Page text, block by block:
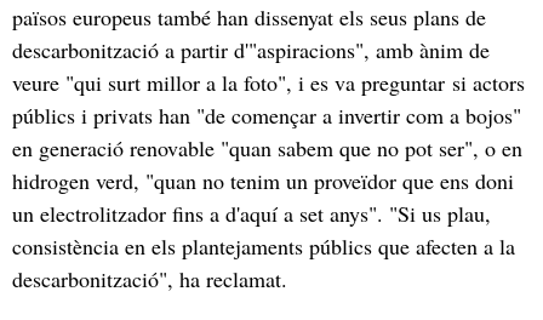
països europeus també han dissenyat els seus plans de
descarbonització a partir d'"aspiracions", amb ànim de
veure "qui surt millor a la foto", i es va preguntar si actors
públics i privats han "de començar a invertir com a bojos"
en generació renovable "quan sabem que no pot ser", o en
hidrogen verd, "quan no tenim un proveïdor que ens doni
un electrolitzador fins a d'aquí a set anys". "Si us plau,
consistència en els plantejaments públics que afecten a la
descarbonització", ha reclamat.